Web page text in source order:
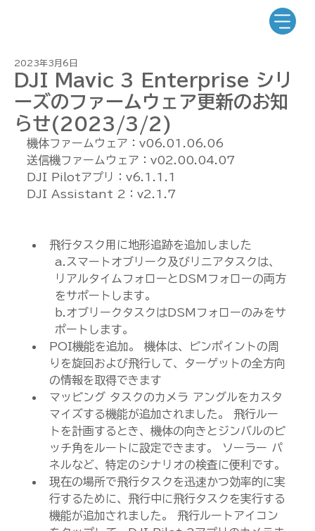
DJI Mavic 3 Enterprise シリ
ーズのファームウェア更新のお知
らせ(2023/3/2)
2023年3月6日
機体ファームウェア：v06.01.06.06
送信機ファームウェア：v02.00.04.07
DJI Pilotアプリ：v6.1.1.1
DJI Assistant 2：v2.1.7
飛行タスク用に地形追跡を追加しました
a.スマートオブリーク及びリニアタスクは、
リアルタイムフォローとDSMフォローの両方
をサポートします。
b.オブリークタスクはDSMフォローのみをサ
ポートします。
POI機能を追加。 機体は、ピンポイントの周
りを旋回および飛行して、ターゲットの全方向
の情報を取得できます
マッピング タスクのカメラ アングルをカスタ
マイズする機能が追加されました。 飛行ルー
トを計画するとき、機体の向きとジンバルのピ
ッチ角をルートに設定できます。 ソーラー パ
ネルなど、特定のシナリオの検査に便利です。
現在の場所で飛行タスクを迅速かつ効率的に実
行するために、飛行中に飛行タスクを実行する
機能が追加されました。 飛行ルートアイコン